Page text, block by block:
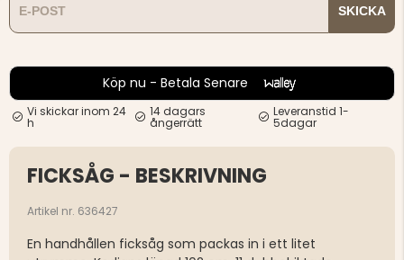
SKICKA
Köp nu - Betala Senare
Vi skickar inom 24
h
14 dagars
ångerrätt
Leveranstid 1-
5dagar
FICKSÅG - BESKRIVNING
Artikel nr. 636427
En handhållen ficksåg som packas in i ett litet